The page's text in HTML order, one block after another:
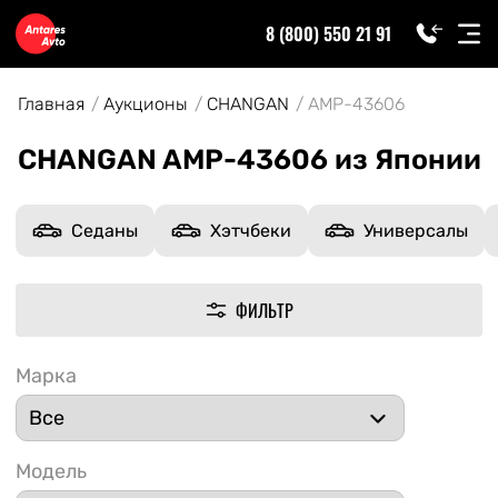
8 (800) 550 21 91
Главная Аукционы CHANGAN AMP-43606
CHANGAN AMP-43606 из Японии
Седаны Хэтчбеки Универсалы
ФИЛЬТР
Марка
Модель